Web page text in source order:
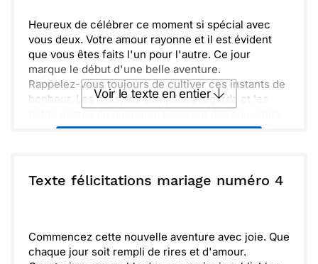
Heureux de célébrer ce moment si spécial avec
vous deux. Votre amour rayonne et il est évident
que vous êtes faits l'un pour l'autre. Ce jour
marque le début d'une belle aventure.
Rappelez-vous toujours de cultiver ces instants de
bonheur. Les rires, les complices regards et les
inoubliables. Ne laissez rien altérer cette belle
d'amour dans toutes vos futures journées. Que
votre union soit forte et épanouissante.
Voir le texte en entier
ou : Copier Recevoir par mail
Texte félicitations mariage numéro 4
Commencez cette nouvelle aventure avec joie. Que
chaque jour soit rempli de rires et d'amour.